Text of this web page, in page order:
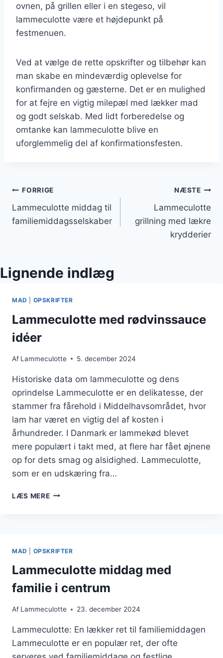
ovnen, på grillen eller i en stegeso, vil
lammeculotte være et højdepunkt på
festmenuen.
Ved at vælge de rette opskrifter og tilbehør kan
man skabe en mindeværdig oplevelse for
konfirmanden og gæsterne. Det er en mulighed
for at fejre en vigtig milepæl med lækker mad
og godt selskab. Med lidt forberedelse og
omtanke kan lammeculotte blive en
uforglemmelig del af konfirmationsfesten.
Indlægsnavigation
FORRIGE
Lammeculotte middag til
familiemiddagsselskaber
NÆSTE
Lammeculotte
grillning med lækre
krydderier
Lignende indlæg
MAD OPSKRIFTER
Lammeculotte med rødvinssauce
idéer
Af Lammeculotte 5. december 2024
Historiske data om lammeculotte og dens
oprindelse Lammeculotte er en delikatesse, der
stammer fra fårehold i Middelhavsområdet, hvor
lam har været en vigtig del af kosten i
århundreder. I Danmark er lammekød blevet
mere populært i takt med, at flere har fået øjnene
op for dets smag og alsidighed. Lammeculotte,
som er en udskæring fra…
LÆS MERELAMMECULOTTE
MAD OPSKRIFTER
Lammeculotte middag med
familie i centrum
Af Lammeculotte 23. december 2024
Lammeculotte: En lækker ret til familiemiddagen
Lammeculotte er en populær ret, der ofte